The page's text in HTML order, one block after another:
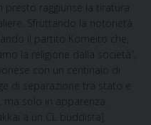
presto raggiunse la tiratura
Sfruttando la notorietà
il partito Komeito che,
la religione dalla società”,
con un centinaio di
di separazione tra stato e
solo in apparenza.
a un CL buddista].